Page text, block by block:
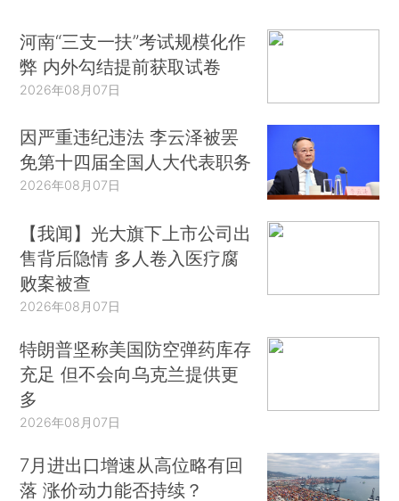
河南“三支一扶”考试规模化作
弊 内外勾结提前获取试卷
2026年08月07日
因严重违纪违法 李云泽被罢
免第十四届全国人大代表职务
2026年08月07日
【我闻】光大旗下上市公司出
售背后隐情 多人卷入医疗腐
败案被查
2026年08月07日
特朗普坚称美国防空弹药库存
充足 但不会向乌克兰提供更
多
2026年08月07日
7月进出口增速从高位略有回
落 涨价动力能否持续？